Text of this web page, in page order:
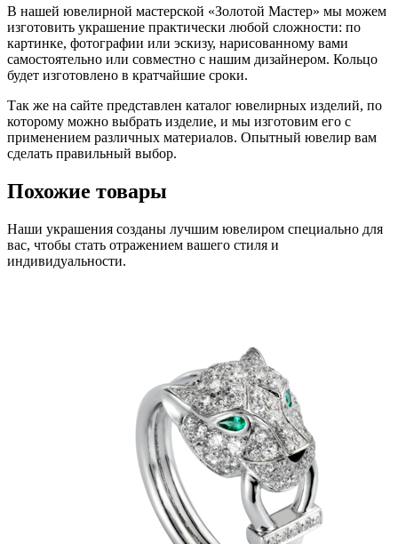
В нашей ювелирной мастерской «Золотой Мастер» мы можем
изготовить украшение практически любой сложности: по
картинке, фотографии или эскизу, нарисованному вами
самостоятельно или совместно с нашим дизайнером. Кольцо
будет изготовлено в кратчайшие сроки.
Так же на сайте представлен каталог ювелирных изделий, по
которому можно выбрать изделие, и мы изготовим его с
применением различных материалов. Опытный ювелир вам
сделать правильный выбор.
Похожие товары
Наши украшения созданы лучшим ювелиром специально для
вас, чтобы стать отражением вашего стиля и
индивидуальности.